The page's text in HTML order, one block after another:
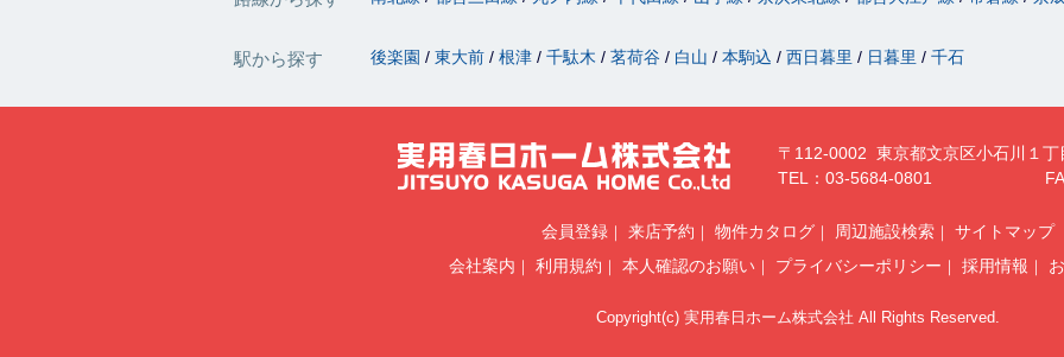
駅から探す 後楽園 東大前 根津 千駄木 茗荷谷 白山 本駒込 西日暮里 日暮里 千石
〒112-0002 東京都文京区小石川１丁
TEL：03-5684-0801
会員登録 来店予約 物件カタログ 周辺施設検索
サイトマップ
会社案内
利用規約 本人確認のお願い プライバシーポリシー 採用情報
Copyright(c) 実用春日ホーム株式会社 All Rights Reserved.